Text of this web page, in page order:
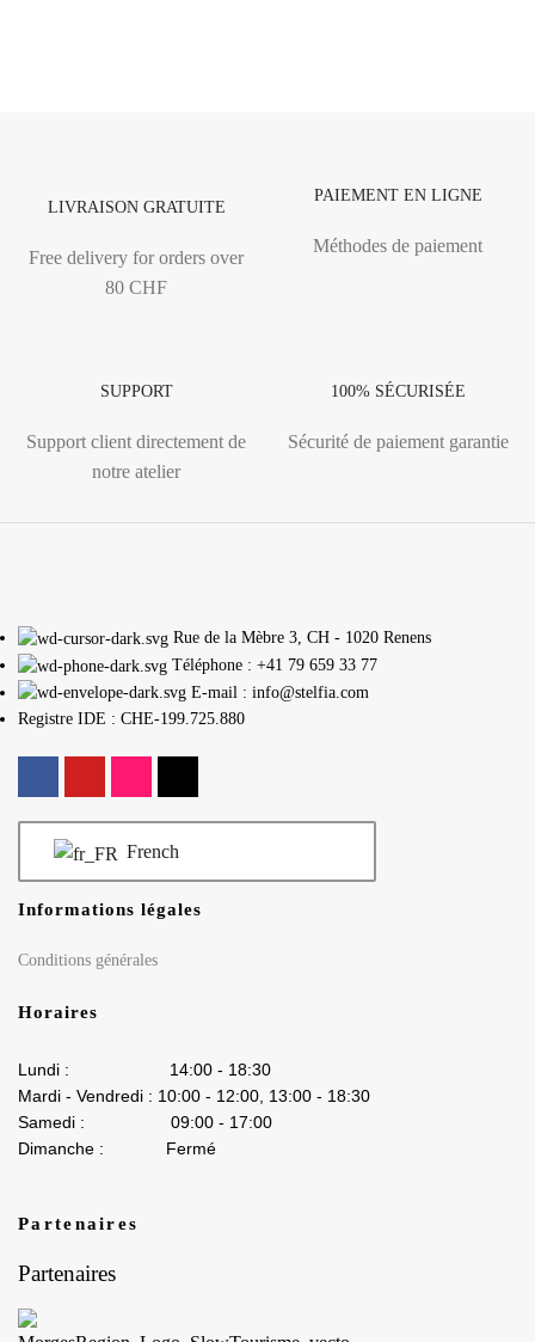
LIVRAISON GRATUITE
Free delivery for orders over
80 CHF
PAIEMENT EN LIGNE
Méthodes de paiement
SUPPORT
Support client directement de
notre atelier
100% SÉCURISÉE
Sécurité de paiement garantie
Rue de la Mèbre 3, CH - 1020 Renens
Téléphone : +41 79 659 33 77
E-mail : info@stelfia.com
Registre IDE : CHE-199.725.880
French
Informations légales
Conditions générales
Horaires
Lundi : 14:00 - 18:30
Mardi - Vendredi : 10:00 - 12:00, 13:00 - 18:30
Samedi : 09:00 - 17:00
Dimanche : Fermé
Partenaires
Partenaires